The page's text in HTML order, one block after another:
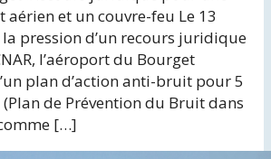
et un couvre-feu Le 13
pression d’un recours juridique
l’aéroport du Bourget
plan d’action anti-bruit pour 5
(Plan de Prévention du Bruit dans
[…]